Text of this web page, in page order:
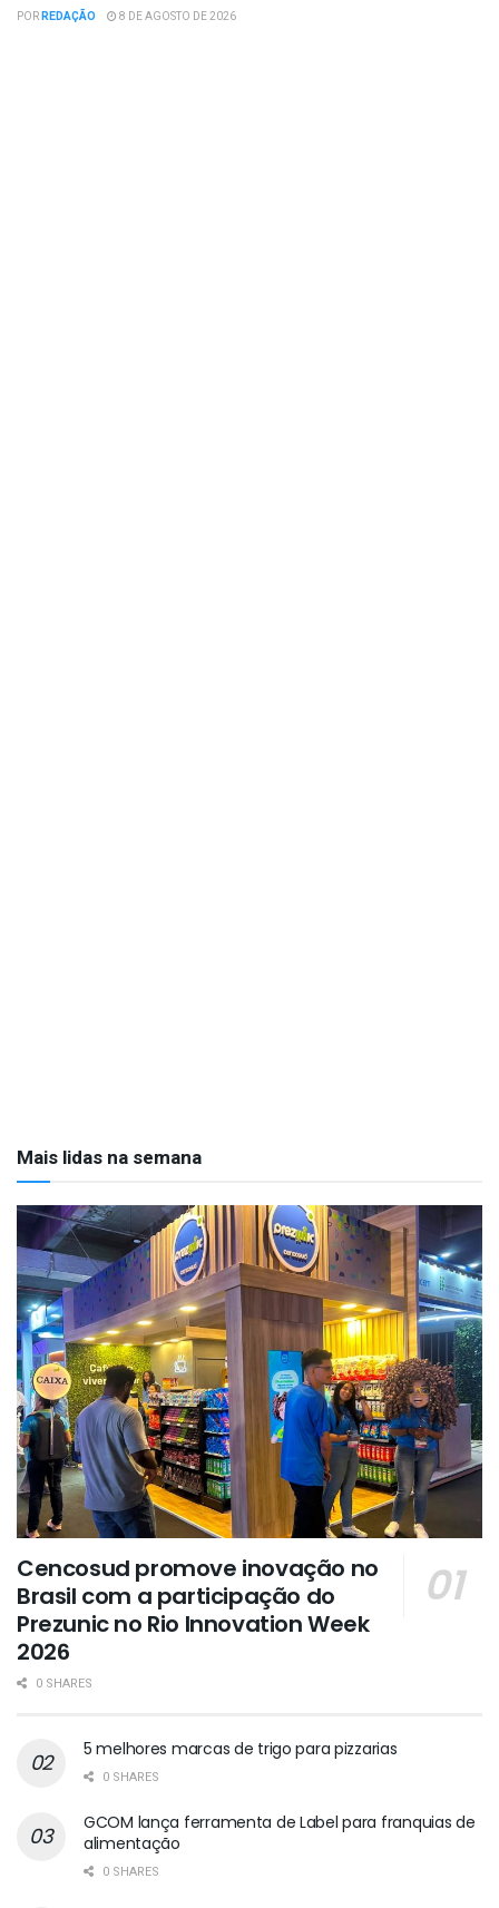
PORREDAÇÃO 8 DE AGOSTO DE 2026
Mais lidas na semana
Cencosud promove inovação no
Brasil com a participação do
Prezunic no Rio Innovation Week
2026
0 SHARES
5 melhores marcas de trigo para pizzarias
0 SHARES
GCOM lança ferramenta de Label para franquias de
alimentação
0 SHARES